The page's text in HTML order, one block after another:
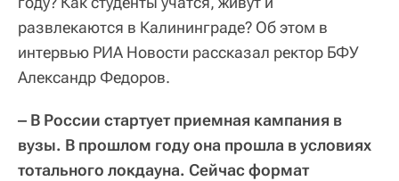
развлекаются в Калининграде? Об этом в
интервью РИА Новости рассказал ректор БФУ
Александр Федоров.
‒ В России стартует приемная кампания в
вузы. В прошлом году она прошла в условиях
тотального локдауна. Сейчас формат